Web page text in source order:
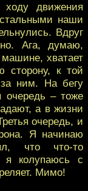
движения
наши
Вдруг
Ага, думаю,
машине, хватает
сторону, к той
ним. На бегу
очередь – тоже
а в жизни
очередь, и
Я начинаю
что что-то
я колупаюсь с
Мимо!